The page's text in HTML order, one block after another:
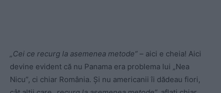
„Cei ce recurg la asemenea metode” – aici e cheia! Aici
devine evident că nu Panama era problema lui „Nea
Nicu”, ci chiar România. Şi nu americanii îi dădeau fiori,